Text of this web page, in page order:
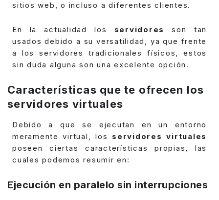
sitios web, o incluso a diferentes clientes.
En la actualidad los servidoresson tan
usados debido a su versatilidad, ya que frente
a los servidores tradicionales físicos, estos
sin duda alguna son una excelente opción.
Características que te ofrecen los
servidores virtuales
Debido a que se ejecutan en un entorno
meramente virtual, los servidores virtuales
poseen ciertas características propias, las
cuales podemos resumir en:
Ejecución en paralelo sin interrupciones